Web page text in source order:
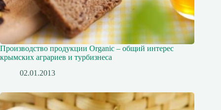
Производство продукции Organic – общий интерес
крымских аграриев и турбизнеса
02.01.2013